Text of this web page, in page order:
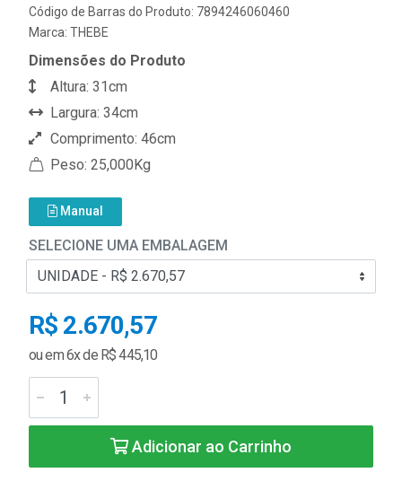
Código de Barras do Produto: 7894246060460
Marca: THEBE
Dimensões do Produto
Altura: 31cm
Largura: 34cm
Comprimento: 46cm
Peso: 25,000Kg
Manual
SELECIONE UMA EMBALAGEM
R$ 2.670,57
ou em 6x de R$ 445,10
Adicionar ao Carrinho